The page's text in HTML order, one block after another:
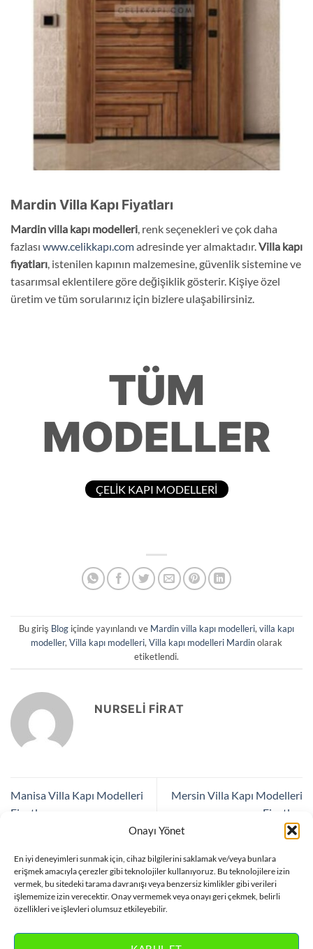
Onayı Yönet
En iyi deneyimleri sunmak için, cihaz bilgilerini saklamak ve/veya bunlara
erişmek amacıyla çerezler gibi teknolojiler kullanıyoruz. Bu teknolojilere izin
vermek, bu sitedeki tarama davranışı veya benzersiz kimlikler gibi verileri
işlememize izin verecektir. Onay vermemek veya onayı geri çekmek, belirli
özellikleri ve işlevleri olumsuz etkileyebilir.
Mardin Villa Kapı Fiyatları
Mardinvilla kapı modelleri, renk seçenekleri ve çok daha
fazlası www.celikkapı.comadresinde yer almaktadır.Villa kapı
fiyatları, istenilen kapının malzemesine, güvenlik sistemine ve
tasarımsal eklentilere göre değişiklik gösterir. Kişiye özel
üretim ve tüm sorularınız için bizlere ulaşabilirsiniz.
TÜM
MODELLER
ÇELİK KAPI MODELLERİ
Bu giriş Blog içinde yayınlandı ve Mardin villa kapı modelleri, villa kapı
modeller, Villa kapı modelleri, Villa kapı modelleri Mardinolarak
etiketlendi.
NURSELI FIRAT
Manisa Villa Kapı Modelleri
Fiyatları
Mersin Villa Kapı Modelleri
Fiyatları
Bir yanıt yazın
Yorum yapabilmek içinoturum açmalısınız.